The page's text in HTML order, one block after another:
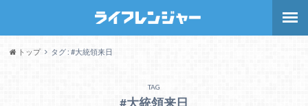
トップ タグ : #大統領来日
TAG
#大統領来日